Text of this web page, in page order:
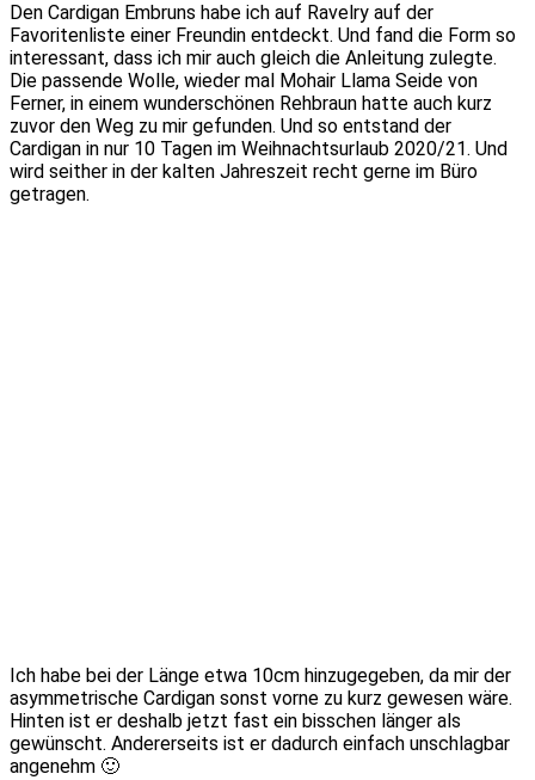
Den Cardigan Embruns habe ich auf Ravelry auf der
Favoritenliste einer Freundin entdeckt. Und fand die Form so
interessant, dass ich mir auch gleich die Anleitung zulegte.
Die passende Wolle, wieder mal Mohair Llama Seide von
Ferner, in einem wunderschönen Rehbraun hatte auch kurz
zuvor den Weg zu mir gefunden. Und so entstand der
Cardigan in nur 10 Tagen im Weihnachtsurlaub 2020/21. Und
wird seither in der kalten Jahreszeit recht gerne im Büro
getragen.
Ich habe bei der Länge etwa 10cm hinzugegeben, da mir der
asymmetrische Cardigan sonst vorne zu kurz gewesen wäre.
Hinten ist er deshalb jetzt fast ein bisschen länger als
gewünscht. Andererseits ist er dadurch einfach unschlagbar
angenehm 🙂